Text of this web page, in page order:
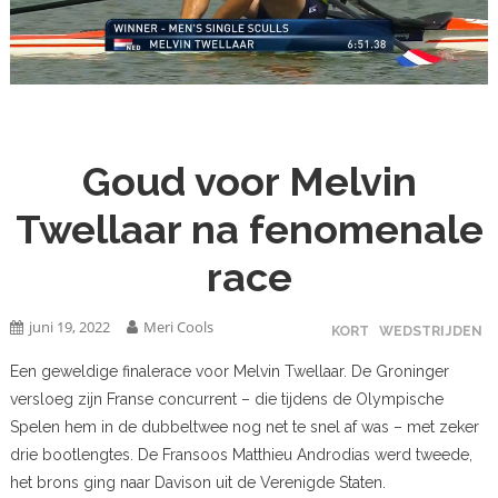
Goud voor Melvin
Twellaar na fenomenale
race
KORT WEDSTRIJDEN
juni 19, 2022 Meri Cools
Een geweldige finalerace voor Melvin Twellaar. De Groninger
versloeg zijn Franse concurrent – die tijdens de Olympische
Spelen hem in de dubbeltwee nog net te snel af was – met zeker
drie bootlengtes. De Fransoos Matthieu Androdias werd tweede,
het brons ging naar Davison uit de Verenigde Staten.